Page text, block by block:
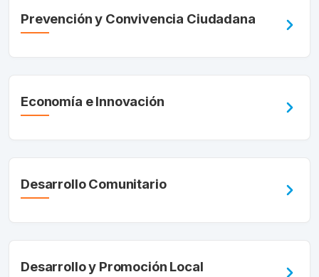
Prevención y Convivencia Ciudadana
Economía e Innovación
Desarrollo Comunitario
Desarrollo y Promoción Local